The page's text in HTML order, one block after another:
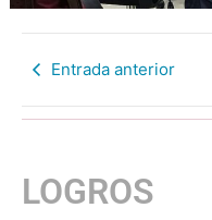
Entrada anterior
LOGROS